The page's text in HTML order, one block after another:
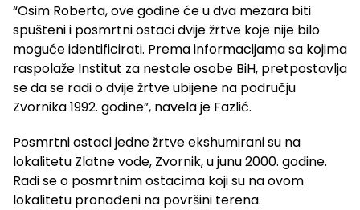
“Osim Roberta, ove godine će u dva mezara biti
spušteni i posmrtni ostaci dvije žrtve koje nije bilo
moguće identificirati. Prema informacijama sa kojima
raspolaže Institut za nestale osobe BiH, pretpostavlja
se da se radi o dvije žrtve ubijene na području
Zvornika 1992. godine”, navela je Fazlić.
Posmrtni ostaci jedne žrtve ekshumirani su na
lokalitetu Zlatne vode, Zvornik, u junu 2000. godine.
Radi se o posmrtnim ostacima koji su na ovom
lokalitetu pronađeni na površini terena.